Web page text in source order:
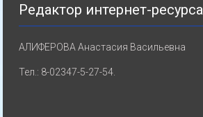
Редактор интернет-ресурса
АЛИФЕРОВА Анастасия Васильевна
Тел.: 8-02347-5-27-54.